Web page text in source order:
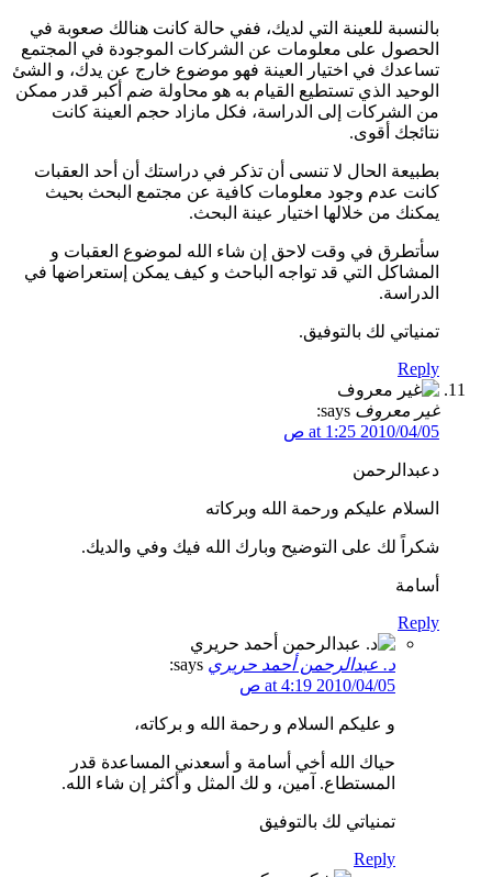
بالنسبة للعينة التي لديك، ففي حالة كانت هنالك صعوبة في
الحصول على معلومات عن الشركات الموجودة في المجتمع
تساعدك في اختيار العينة فهو موضوع خارج عن يدك، و الشئ
الوحيد الذي تستطيع القيام به هو محاولة ضم أكبر قدر ممكن
من الشركات إلى الدراسة، فكل مازاد حجم العينة كانت
نتائجك أقوى.
بطبيعة الحال لا تنسى أن تذكر في دراستك أن أحد العقبات
كانت عدم وجود معلومات كافية عن مجتمع البحث بحيث
يمكنك من خلالها اختيار عينة البحث.
سأتطرق في وقت لاحق إن شاء الله لموضوع العقبات و
المشاكل التي قد تواجه الباحث و كيف يمكن إستعراضها في
الدراسة.
تمنياتي لك بالتوفيق.
Reply
غير معروف says:
2010/04/05 at 1:25 ص
دعبدالرحمن
السلام عليكم ورحمة الله وبركاته
شكراً لك على التوضيح وبارك الله فيك وفي والديك.
أسامة
Reply
د. عبدالرحمن أحمد حريري says:
2010/04/05 at 4:19 ص
و عليكم السلام و رحمة الله و بركاته،
حياك الله أخي أسامة و أسعدني المساعدة قدر
المستطاع. آمين، و لك المثل و أكثر إن شاء الله.
تمنياتي لك بالتوفيق
Reply